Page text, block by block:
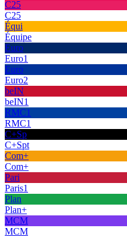
C25
C25
Équi
Équipe
Euro
Euro1
Euro
Euro2
beIN
beIN1
RMC1
RMC1
C+Sp
C+Spt
Com+
Com+
Pari
Paris1
Plan
Plan+
MCM
MCM